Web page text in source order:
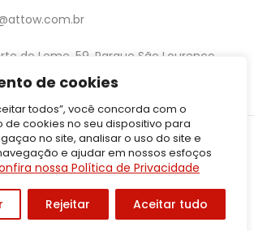
de cookies
todos”, você concorda com o
cookies no seu dispositivo para
no site, analisar o uso do site e
e ajudar em nossos esfoços
nossa Política de Privacidade
Rejeitar Aceitar tudo
do Leme, 59, Parque São Lourenço,
Direitos Reservados | Avenida Forte do Leme,
São Paulo – SP CEP: 08340-010 | CNPJ:
05.001.206/0001-50
Política de Privacidade
por